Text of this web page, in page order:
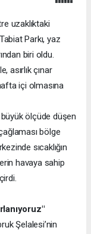
uzaklıktaki
Parkı, yaz
biri oldu.
asırlık çınar
içi olmasına
büyük ölçüde düşen
bölge
sıcaklığın
havaya sahip
Şelalesi’nin